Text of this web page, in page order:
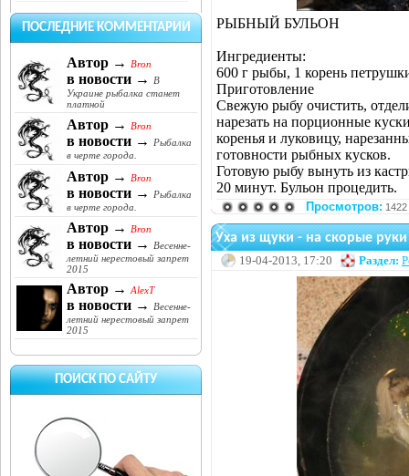
ПОСЛЕДНИЕ КОММЕНТАРИИ
Автор → Bron
в новости →
В
Украине рыбалка станет
платной
Автор → Bron
в новости →
Рыбалка
в черте города.
Автор → Bron
в новости →
Рыбалка
в черте города.
Автор → Bron
в новости →
Весенне-
летний нерестовый запрет
2015
Автор → AlexT
в новости →
Весенне-
летний нерестовый запрет
2015
ПОИСК ПО САЙТУ
РЫБНЫЙ БУЛЬОН
Ингредиенты:
600 г рыбы, 1 корень
Приготовление
Свежую рыбу очистить,
нарезать на порционные
коренья и луковицу,
готовности рыбных кусков.
Готовую рыбу вынуть из
20 минут. Бульон процедить.
Просмотров:
Уха из щуки - на скорые руки
19-04-2013, 17:20 Раздел: